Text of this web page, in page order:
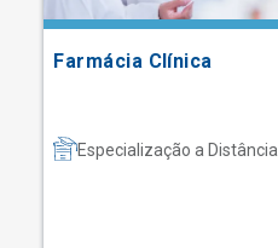
Farmácia Clínica
Especialização a Distância